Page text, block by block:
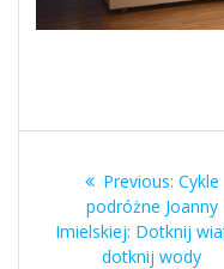
wpisuPrevious:
post:
Cykle
podróżne Joanny
Imielskiej: Dotknij
dotknij wody